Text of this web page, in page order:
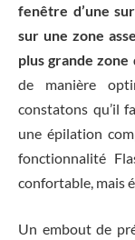
fenêtre d’une
sur une zone
plus grande zone
de manière
constatons qu’il
une épilation
fonctionnalité
confortable, mais
Un embout de